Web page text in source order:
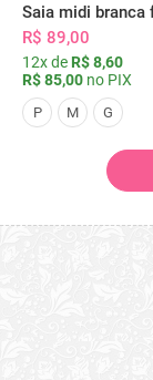
R$ 89,00
12x de R$ 8,60
R$ 85,00 no PIX
P M G